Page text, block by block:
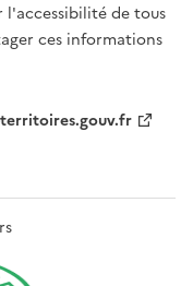
l'accessibilité de tous
ces informations